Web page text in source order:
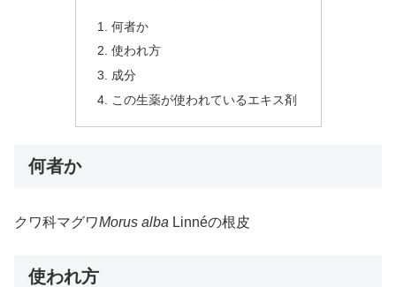
何者か
使われ方
成分
この生薬が使われているエキス剤
何者か
クワ科マグワMorus alba Linnéの根皮
使われ方